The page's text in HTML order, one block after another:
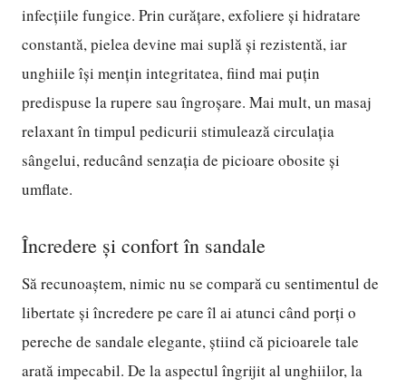
infecțiile fungice. Prin curățare, exfoliere și hidratare
constantă, pielea devine mai suplă și rezistentă, iar
unghiile își mențin integritatea, fiind mai puțin
predispuse la rupere sau îngroșare. Mai mult, un masaj
relaxant în timpul pedicurii stimulează circulația
sângelui, reducând senzația de picioare obosite și
umflate.
Încredere și confort în sandale
Să recunoaștem, nimic nu se compară cu sentimentul de
libertate și încredere pe care îl ai atunci când porți o
pereche de sandale elegante, știind că picioarele tale
arată impecabil. De la aspectul îngrijit al unghiilor, la